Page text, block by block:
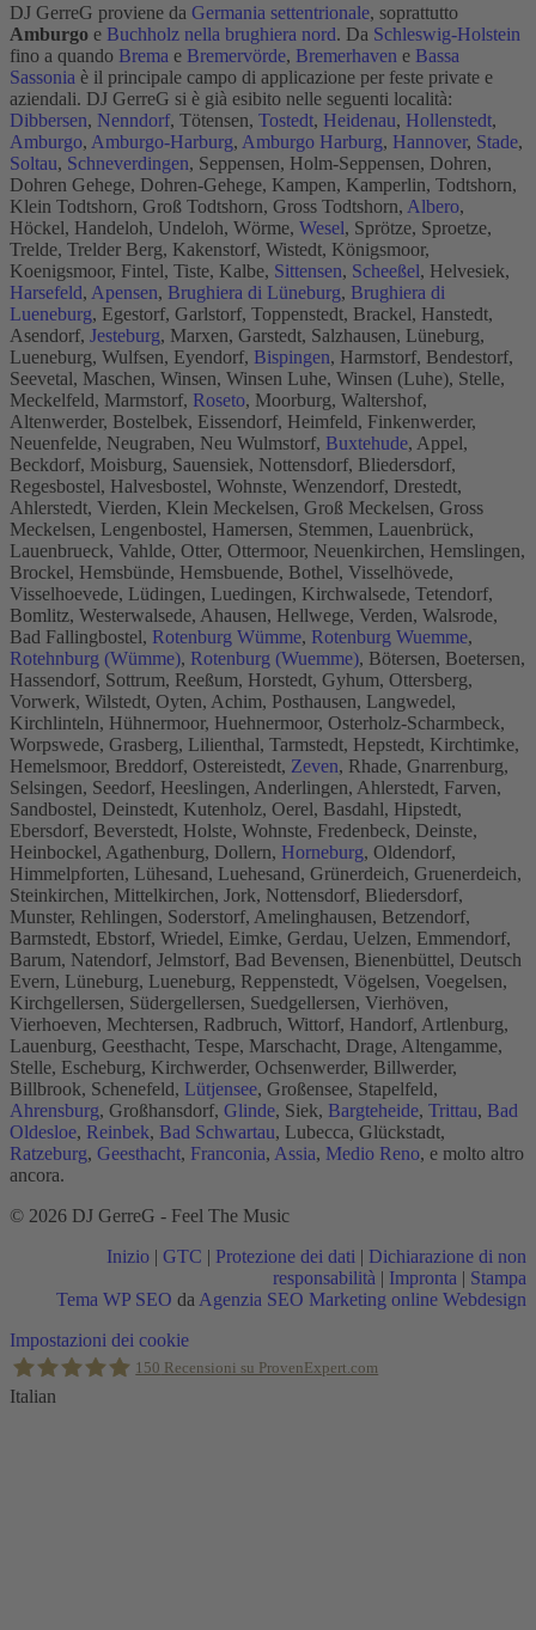
DJ GerreG proviene da Germania settentrionale, soprattutto
Amburgo e Buchholz nella brughiera nord. Da Schleswig-Holstein
fino a quando Brema e Bremervörde, Bremerhaven e Bassa
Sassonia è il principale campo di applicazione per feste private e
aziendali. DJ GerreG si è già esibito nelle seguenti località:
Dibbersen, Nenndorf, Tötensen, Tostedt, Heidenau, Hollenstedt,
Amburgo, Amburgo-Harburg, Amburgo Harburg, Hannover, Stade,
Soltau, Schneverdingen, Seppensen, Holm-Seppensen, Dohren,
Dohren Gehege, Dohren-Gehege, Kampen, Kamperlin, Todtshorn,
Klein Todtshorn, Groß Todtshorn, Gross Todtshorn, Albero,
Höckel, Handeloh, Undeloh, Wörme, Wesel, Sprötze, Sproetze,
Trelde, Trelder Berg, Kakenstorf, Wistedt, Königsmoor,
Koenigsmoor, Fintel, Tiste, Kalbe, Sittensen, Scheeßel, Helvesiek,
Harsefeld, Apensen, Brughiera di Lüneburg, Brughiera di
Lueneburg, Egestorf, Garlstorf, Toppenstedt, Brackel, Hanstedt,
Asendorf, Jesteburg, Marxen, Garstedt, Salzhausen, Lüneburg,
Lueneburg, Wulfsen, Eyendorf, Bispingen, Harmstorf, Bendestorf,
Seevetal, Maschen, Winsen, Winsen Luhe, Winsen (Luhe), Stelle,
Meckelfeld, Marmstorf, Roseto, Moorburg, Waltershof,
Altenwerder, Bostelbek, Eissendorf, Heimfeld, Finkenwerder,
Neuenfelde, Neugraben, Neu Wulmstorf, Buxtehude, Appel,
Beckdorf, Moisburg, Sauensiek, Nottensdorf, Bliedersdorf,
Regesbostel, Halvesbostel, Wohnste, Wenzendorf, Drestedt,
Ahlerstedt, Vierden, Klein Meckelsen, Groß Meckelsen, Gross
Meckelsen, Lengenbostel, Hamersen, Stemmen, Lauenbrück,
Lauenbrueck, Vahlde, Otter, Ottermoor, Neuenkirchen, Hemslingen,
Brockel, Hemsbünde, Hemsbuende, Bothel, Visselhövede,
Visselhoevede, Lüdingen, Luedingen, Kirchwalsede, Tetendorf,
Bomlitz, Westerwalsede, Ahausen, Hellwege, Verden, Walsrode,
Bad Fallingbostel, Rotenburg Wümme, Rotenburg Wuemme,
Rotehnburg (Wümme), Rotenburg (Wuemme), Bötersen, Boetersen,
Hassendorf, Sottrum, Reeßum, Horstedt, Gyhum, Ottersberg,
Vorwerk, Wilstedt, Oyten, Achim, Posthausen, Langwedel,
Kirchlinteln, Hühnermoor, Huehnermoor, Osterholz-Scharmbeck,
Worpswede, Grasberg, Lilienthal, Tarmstedt, Hepstedt, Kirchtimke,
Hemelsmoor, Breddorf, Ostereistedt, Zeven, Rhade, Gnarrenburg,
Selsingen, Seedorf, Heeslingen, Anderlingen, Ahlerstedt, Farven,
Sandbostel, Deinstedt, Kutenholz, Oerel, Basdahl, Hipstedt,
Ebersdorf, Beverstedt, Holste, Wohnste, Fredenbeck, Deinste,
Heinbockel, Agathenburg, Dollern, Horneburg, Oldendorf,
Himmelpforten, Lühesand, Luehesand, Grünerdeich, Gruenerdeich,
Steinkirchen, Mittelkirchen, Jork, Nottensdorf, Bliedersdorf,
Munster, Rehlingen, Soderstorf, Amelinghausen, Betzendorf,
Barmstedt, Ebstorf, Wriedel, Eimke, Gerdau, Uelzen, Emmendorf,
Barum, Natendorf, Jelmstorf, Bad Bevensen, Bienenbüttel, Deutsch
Evern, Lüneburg, Lueneburg, Reppenstedt, Vögelsen, Voegelsen,
Kirchgellersen, Südergellersen, Suedgellersen, Vierhöven,
Vierhoeven, Mechtersen, Radbruch, Wittorf, Handorf, Artlenburg,
Lauenburg, Geesthacht, Tespe, Marschacht, Drage, Altengamme,
Stelle, Escheburg, Kirchwerder, Ochsenwerder, Billwerder,
Billbrook, Schenefeld, Lütjensee, Großensee, Stapelfeld,
Ahrensburg, Großhansdorf, Glinde, Siek, Bargteheide, Trittau, Bad
Oldesloe, Reinbek, Bad Schwartau, Lubecca, Glückstadt,
Ratzeburg, Geesthacht, Franconia, Assia, Medio Reno, e molto altro
ancora.
© 2026 DJ GerreG - Feel The Music
Inizio | GTC | Protezione dei dati | Dichiarazione di non
responsabilità | Impronta | Stampa
Tema WP SEO da Agenzia SEO Marketing online Webdesign
Torna
in
alto
Impostazioni dei cookie
150 Recensioni su ProvenExpert.com
Italian